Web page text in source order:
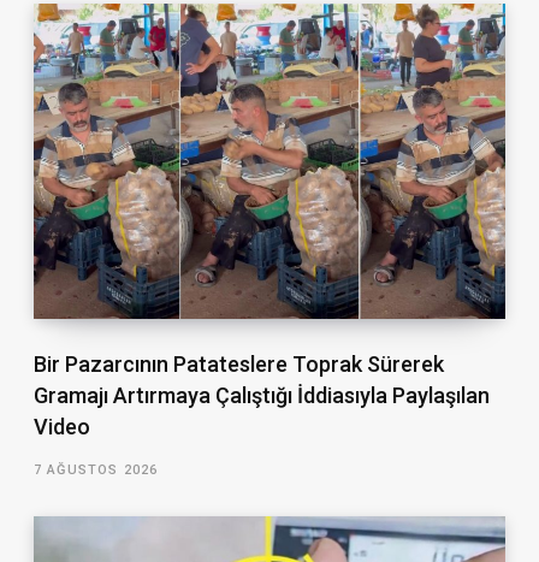
Bir Pazarcının Patateslere Toprak Sürerek
Gramajı Artırmaya Çalıştığı İddiasıyla Paylaşılan
Video
7 AĞUSTOS 2026